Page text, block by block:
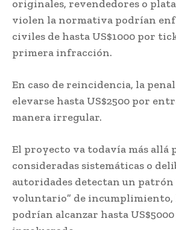
originales, revendedores o
violen la normativa podrían
civiles de hasta US$1000 por
primera infracción.
En caso de reincidencia, la
elevarse hasta US$2500 por
manera irregular.
El proyecto va todavía más allá
consideradas sistemáticas o
autoridades detectan un patrón
voluntario” de incumplimiento,
podrían alcanzar hasta